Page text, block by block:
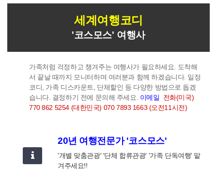
세계여행코디
'코스모스' 여행사
가족처럼 걱정하고 챙겨주는 여행사가 필요하세요. 도착해
서 끝날 때까지 모니터하며 여러분과 함께 하겠습니다. 일정
코디, 가족 디스카운트, 단체할인 등 다양한 방법으로 돕겠
습니다. 결정하기 전에 문의해 주세요. 이메일
전화(미국)
770 862 5254 (대한민국) 070 7893 1663 (오전11시전)
20년 여행전문가 '코스모스'
'개별 맞춤관광' '단체 합류관광' '가족 단독여행' 맡
겨주세요!!